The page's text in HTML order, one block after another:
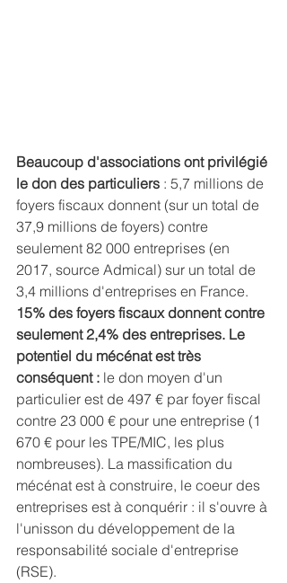
Beaucoup d'associations ont privilégié
le don des particuliers : 5,7 millions de
foyers fiscaux donnent (sur un total de
37,9 millions de foyers) contre
seulement 82 000 entreprises (en
2017, source Admical) sur un total de
3,4 millions d'entreprises en France.
15% des foyers fiscaux donnent contre
seulement 2,4% des entreprises. Le
potentiel du mécénat est très
conséquent : le don moyen d'un
particulier est de 497 € par foyer fiscal
contre 23 000 € pour une entreprise (1
670 € pour les TPE/MIC, les plus
nombreuses). La massification du
mécénat est à construire, le coeur des
entreprises est à conquérir : il s'ouvre à
l'unisson du développement de la
responsabilité sociale d'entreprise
(RSE).